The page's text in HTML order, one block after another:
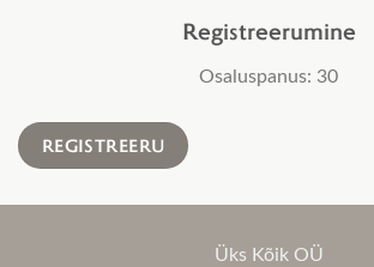
Registreerumine
Osaluspanus: 30
REGISTREERU
Üks Kõik OÜ